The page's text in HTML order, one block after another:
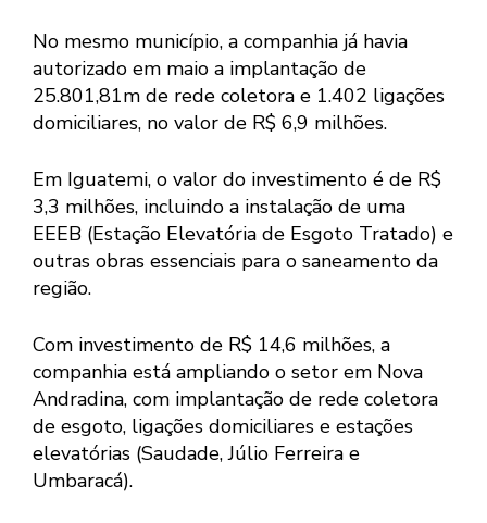
No mesmo município, a companhia já havia
autorizado em maio a implantação de
25.801,81m de rede coletora e 1.402 ligações
domiciliares, no valor de R$ 6,9 milhões.
Em Iguatemi, o valor do investimento é de R$
3,3 milhões, incluindo a instalação de uma
EEEB (Estação Elevatória de Esgoto Tratado) e
outras obras essenciais para o saneamento da
região.
Com investimento de R$ 14,6 milhões, a
companhia está ampliando o setor em Nova
Andradina, com implantação de rede coletora
de esgoto, ligações domiciliares e estações
elevatórias (Saudade, Júlio Ferreira e
Umbaracá).